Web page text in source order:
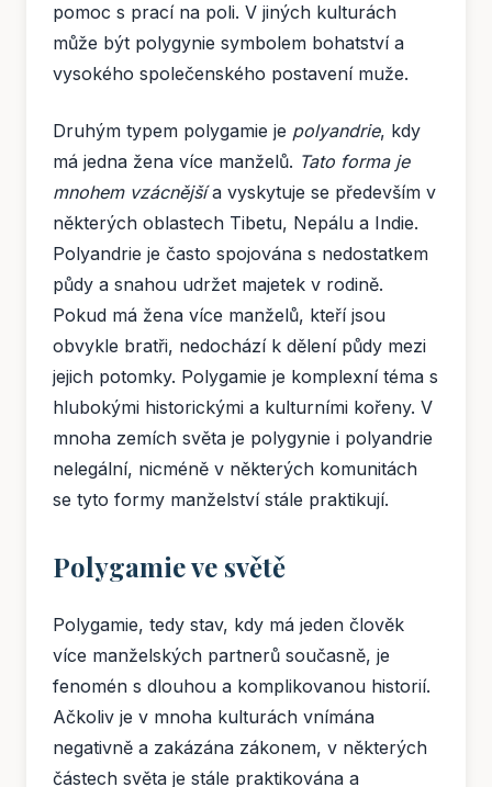
pomoc s prací na poli. V jiných kulturách
může být polygynie symbolem bohatství a
vysokého společenského postavení muže.
Druhým typem polygamie je polyandrie, kdy
má jedna žena více manželů. Tato forma je
mnohem vzácnějšía vyskytuje se především v
některých oblastech Tibetu, Nepálu a Indie.
Polyandrie je často spojována s nedostatkem
půdy a snahou udržet majetek v rodině.
Pokud má žena více manželů, kteří jsou
obvykle bratři, nedochází k dělení půdy mezi
jejich potomky. Polygamie je komplexní téma s
hlubokými historickými a kulturními kořeny. V
mnoha zemích světa je polygynie i polyandrie
nelegální, nicméně v některých komunitách
se tyto formy manželství stále praktikují.
Polygamie ve světě
Polygamie, tedy stav, kdy má jeden člověk
více manželských partnerů současně, je
fenomén s dlouhou a komplikovanou historií.
Ačkoliv je v mnoha kulturách vnímána
negativně a zakázána zákonem, v některých
částech světa je stále praktikována a